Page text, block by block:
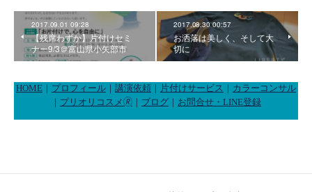
2017.09.01 09:28
【残席わずか】片付けセミ
ナー9/3＠富山県小矢部市
2017.08.30 00:57
お洒落は美しく、そして大
切に